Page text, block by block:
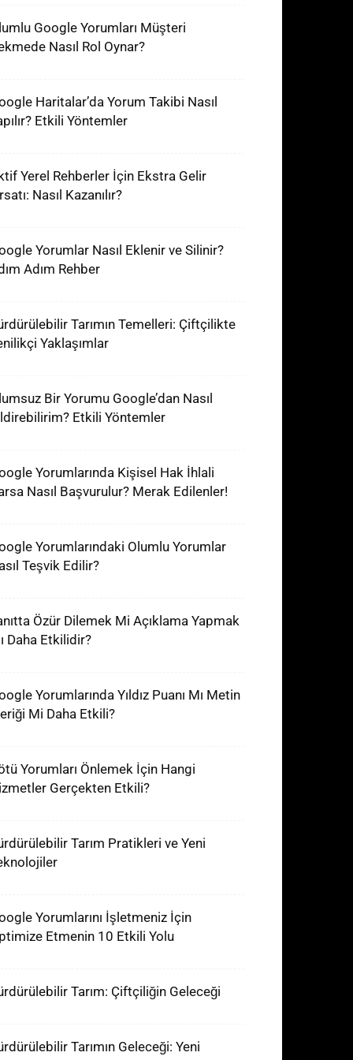
Google Yorumları Müşteri
Nasıl Rol Oynar?
Haritalar’da Yorum Takibi Nasıl
Etkili Yöntemler
Yerel Rehberler İçin Ekstra Gelir
Nasıl Kazanılır?
Yorumlar Nasıl Eklenir ve Silinir?
Adım Rehber
Tarımın Temelleri: Çiftçilikte
Yaklaşımlar
Bir Yorumu Google’dan Nasıl
Etkili Yöntemler
Yorumlarında Kişisel Hak İhlali
Nasıl Başvurulur? Merak Edilenler!
Yorumlarındaki Olumlu Yorumlar
Teşvik Edilir?
Özür Dilemek Mi Açıklama Yapmak
Daha Etkilidir?
Yorumlarında Yıldız Puanı Mı Metin
Mi Daha Etkili?
Yorumları Önlemek İçin Hangi
Gerçekten Etkili?
Tarım Pratikleri ve Yeni
Yorumlarını İşletmeniz İçin
Etmenin 10 Etkili Yolu
Tarım: Çiftçiliğin Geleceği
Tarımın Geleceği: Yeni